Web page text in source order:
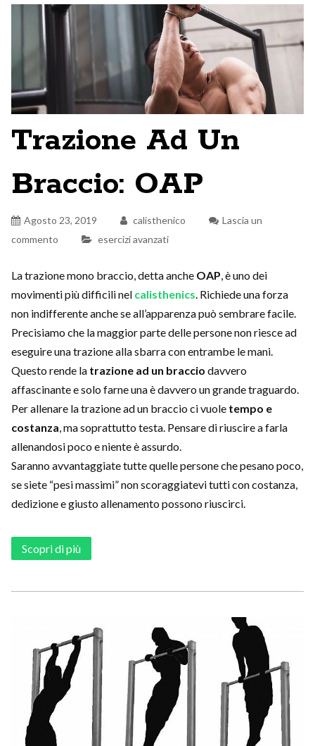
Trazione Ad Un
Braccio: OAP
Agosto 23, 2019 calisthenico
Lascia un
commento
esercizi avanzati
La trazione mono braccio, detta anche OAP, è uno dei
movimenti più difficili nel calisthenics. Richiede una forza
non indifferente anche se all’apparenza può sembrare facile.
Precisiamo che la maggior parte delle persone non riesce ad
eseguire una trazione alla sbarra con entrambe le mani.
Questo rende latrazione ad un braccio davvero
affascinante e solo farne una è davvero un grande traguardo.
Per allenare la trazione ad un braccio ci vuole tempo e
costanza, ma soprattutto testa. Pensare di riuscire a farla
allenandosi poco e niente è assurdo.
Saranno avvantaggiate tutte quelle persone che pesano poco,
se siete “pesi massimi” non scoraggiatevi tutti con costanza,
dedizione e giusto allenamento possono riuscirci.
Scopri di più